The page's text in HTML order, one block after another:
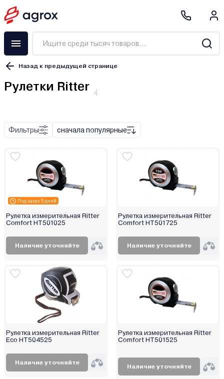
Назад к предыдущей странице
Рулетки Ritter 4
Металлы, древесина
Пластик
Пластик + сталь
Фибергласс
Металл
Фильтры сначала популярные
Под заказ 5 дней
Рулетка измерительная Ritter
Comfort HT501025
Наличие уточняйте
Рулетка измерительная Ritter
Comfort HT501725
Наличие уточняйте
Рулетка измерительная Ritter
Eco HT504525
Наличие уточняйте
Рулетка измерительная Ritter
Comfort HT501525
Наличие уточняйте